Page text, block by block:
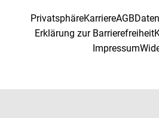
PrivatsphäreKarriereAGB
Erklärung zur Barrierefreiheit
Impressum